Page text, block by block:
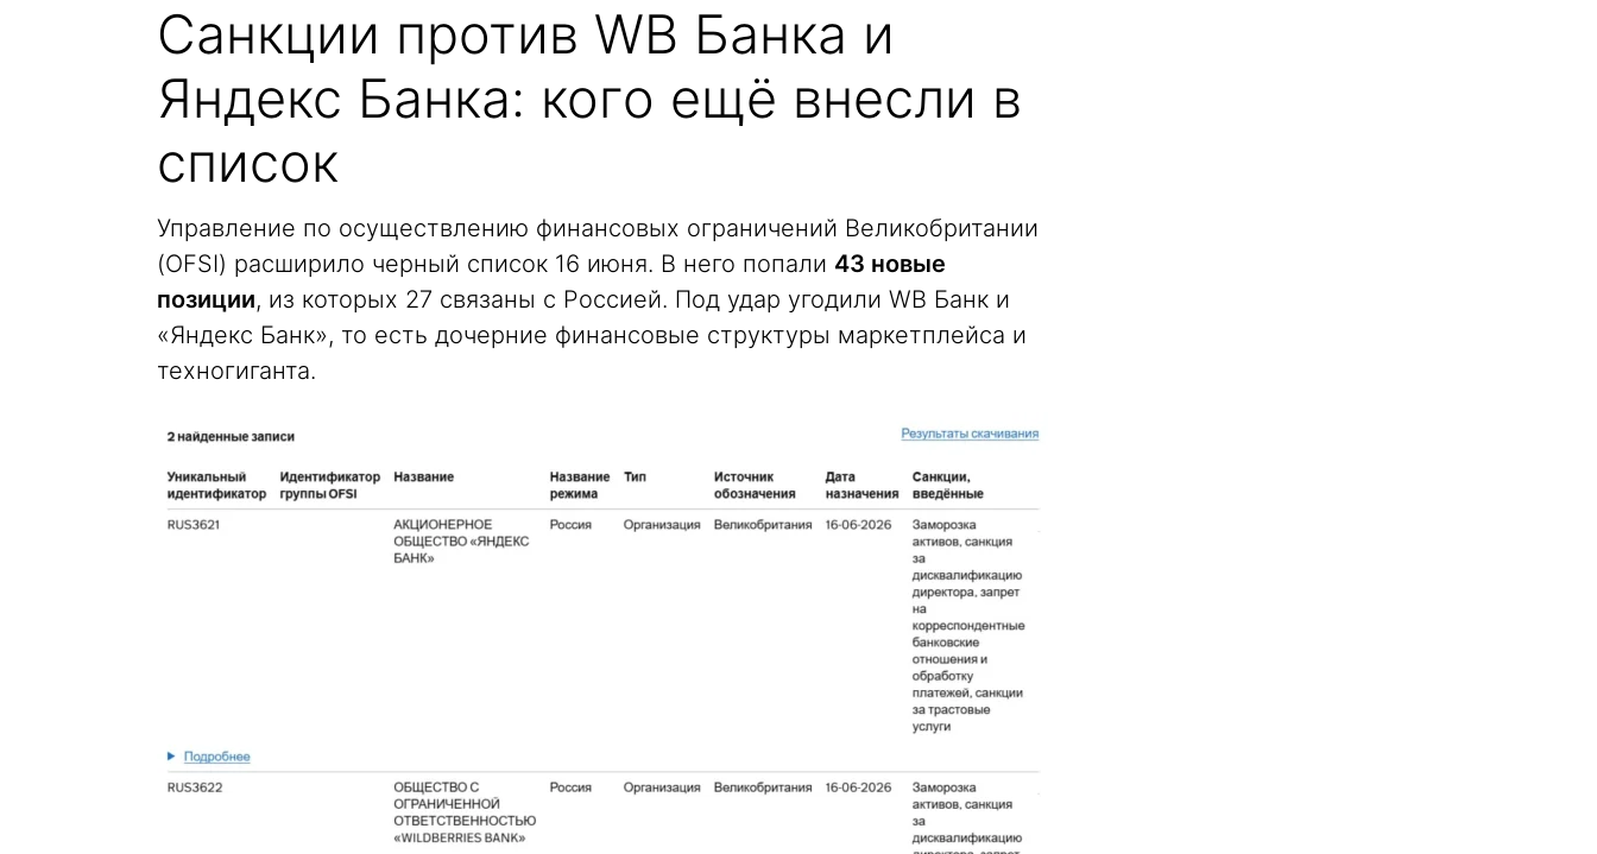
Санкции против WB Банка и
Яндекс Банка: кого ещё внесли в
список
Управление по осуществлению финансовых ограничений Великобритании
(OFSI) расширило черный список 16 июня. В него попали 43 новые
позиции, из которых 27 связаны с Россией. Под удар угодили WB Банк и
«Яндекс Банк», то есть дочерние финансовые структуры маркетплейса и
техногиганта.